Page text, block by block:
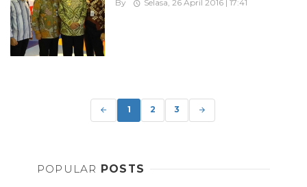
By Selasa, 26 April 2016 | 17:41
1 2 3
POPULAR POSTS